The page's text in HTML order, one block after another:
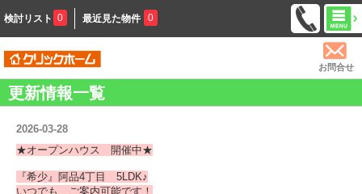
検討リスト 0 最近見た物件 0
お問合せ
更新情報一覧
2026-03-28
★オープンハウス 開催中★
『希少』阿品4丁目 5LDK♪
いつでも、ご案内可能です！